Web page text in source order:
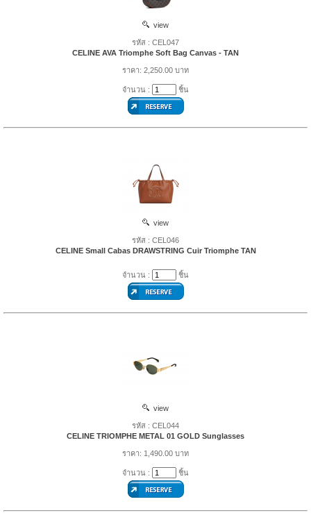
view
รหัส : CEL047
CELINE AVA Triomphe Soft Bag Canvas - TAN
ราคา: 2,250.00 บาท
จำนวน : ชิ้น
view
รหัส : CEL046
CELINE Small Cabas DRAWSTRING Cuir Triomphe TAN
จำนวน : ชิ้น
view
รหัส : CEL044
CELINE TRIOMPHE METAL 01 GOLD Sunglasses
ราคา: 1,490.00 บาท
จำนวน : ชิ้น